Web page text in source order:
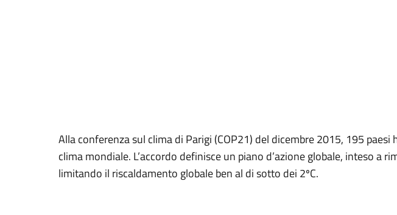
Alla conferenza sul clima di Parigi (COP21) del dicembre 2015, 195
clima mondiale. L’accordo definisce un piano d’azione globale, inteso
limitando il riscaldamento globale ben al di sotto dei 2ºC.